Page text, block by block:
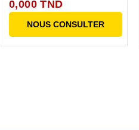
0,000 TND
NOUS CONSULTER